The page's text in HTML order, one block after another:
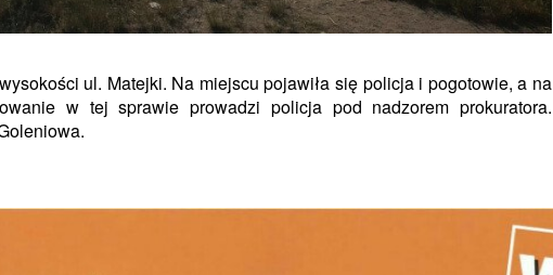
ul. Matejki. Na miejscu pojawiła się policja i pogotowie, a na
w tej sprawie prowadzi policja pod nadzorem prokuratora.